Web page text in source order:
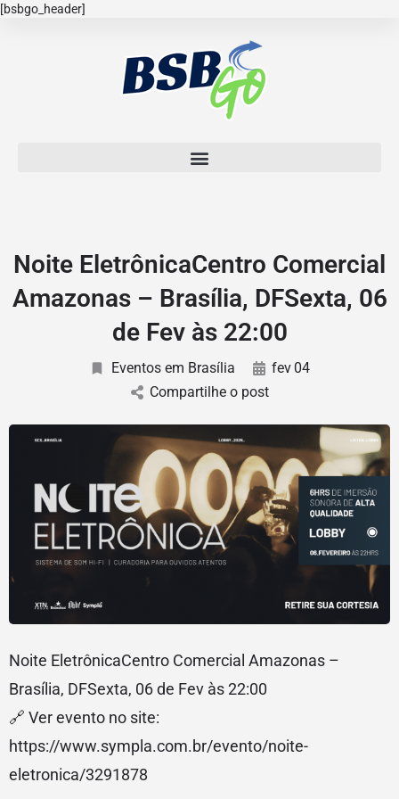
[bsbgo_header]
Noite EletrônicaCentro Comercial
Amazonas – Brasília, DFSexta, 06
de Fev às 22:00
Eventos em Brasília fev 04
Compartilhe o post
Noite EletrônicaCentro Comercial Amazonas –
Brasília, DFSexta, 06 de Fev às 22:00
🔗 Ver evento no site:
https://www.sympla.com.br/evento/noite-
eletronica/3291878